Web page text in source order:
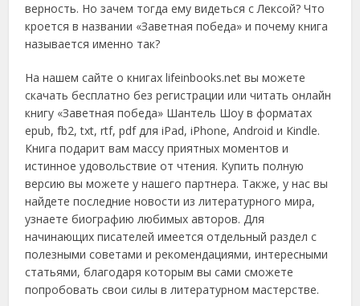
верность. Но зачем тогда ему видеться с Лексой? Что
кроется в названии «Заветная победа» и почему книга
называется именно так?
На нашем сайте о книгах lifeinbooks.net вы можете
скачать бесплатно без регистрации или читать онлайн
книгу «Заветная победа» Шантель Шоу в форматах
epub, fb2, txt, rtf, pdf для iPad, iPhone, Android и Kindle.
Книга подарит вам массу приятных моментов и
истинное удовольствие от чтения. Купить полную
версию вы можете у нашего партнера. Также, у нас вы
найдете последние новости из литературного мира,
узнаете биографию любимых авторов. Для
начинающих писателей имеется отдельный раздел с
полезными советами и рекомендациями, интересными
статьями, благодаря которым вы сами сможете
попробовать свои силы в литературном мастерстве.